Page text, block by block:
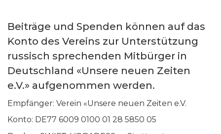
Beiträge und Spenden können auf das
Konto des Vereins zur Unterstützung
russisch sprechenden Mitbürger in
Deutschland «Unsere neuen Zeiten
e.V.» aufgenommen werden.
Empfänger: Verein «Unsere neuen Zeiten e.V.
Konto: DE77 6009 0100 01 28 5850 05